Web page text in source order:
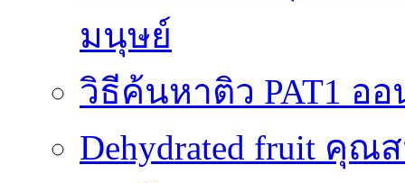
มนุษย์
วิธีค้นหาติว PAT1 อ
Dehydrated fruit คุ